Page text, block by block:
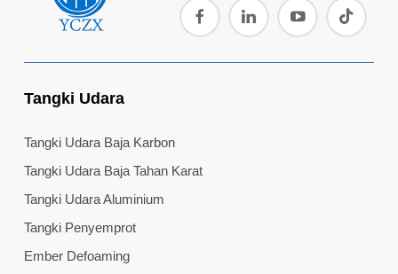
Tangki Udara
Tangki Udara Baja Karbon
Tangki Udara Baja Tahan Karat
Tangki Udara Aluminium
Tangki Penyemprot
Ember Defoaming